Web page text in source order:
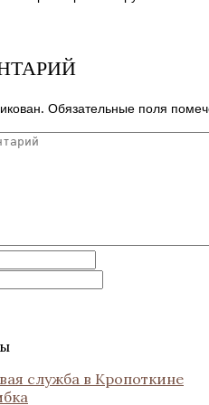
Обязательные поля
служба в Кропоткине